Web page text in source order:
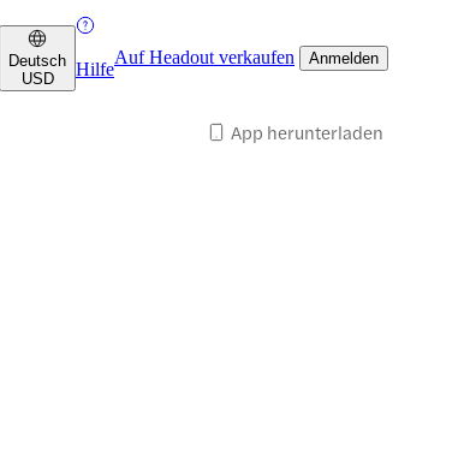
Deutsch
USD
Hilfe
Auf Headout verkaufen Anmelden
App herunterladen